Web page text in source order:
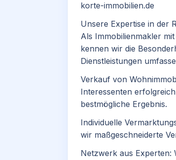
korte-immobilien.de
Unsere Expertise in der
Als Immobilienmakler
kennen wir die
Dienstleistungen
Verkauf von
Interessenten
bestmögliche Ergebnis.​
Individuelle
wir maßgeschneiderte
Netzwerk aus